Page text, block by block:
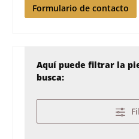
Formulario de contacto
Aquí puede filtrar la
busca: